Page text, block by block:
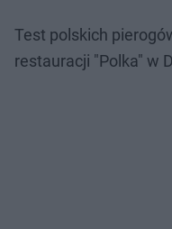
Test polskich
restauracji "Polka" w